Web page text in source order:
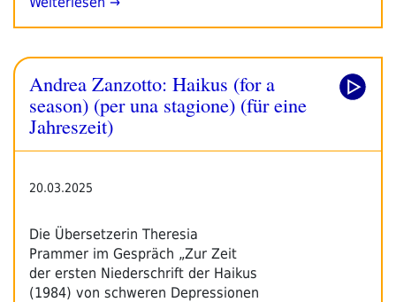
Andrea Zanzotto: Haikus (for a
season) (per una stagione) (für eine
Jahreszeit)
20.03.2025
Die Übersetzerin Theresia
Prammer im Gespräch „Zur Zeit
der ersten Niederschrift der Haikus
(1984) von schweren Depressionen